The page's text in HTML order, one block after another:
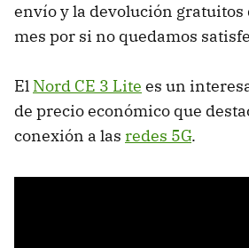
envío y la devolución
mes por si no quedamos
El Nord CE 3 Lite es un
de precio económico que
conexión a las redes 5G.